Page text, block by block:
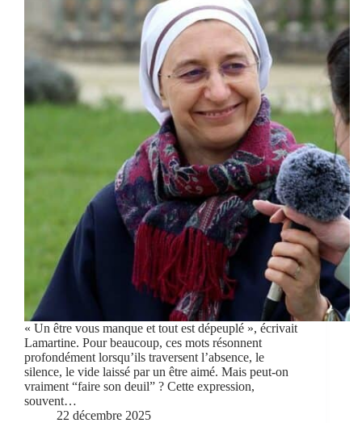
« Un être vous manque et tout est dépeuplé », écrivait
Lamartine. Pour beaucoup, ces mots résonnent
profondément lorsqu’ils traversent l’absence, le
silence, le vide laissé par un être aimé. Mais peut-on
vraiment “faire son deuil” ? Cette expression,
souvent…
22 décembre 2025